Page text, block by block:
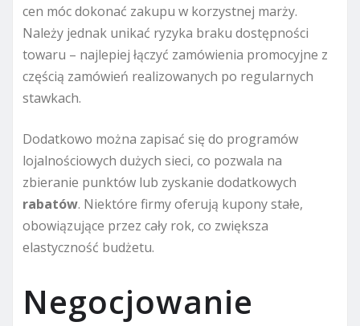
cen móc dokonać zakupu w korzystnej marży.
Należy jednak unikać ryzyka braku dostępności
towaru – najlepiej łączyć zamówienia promocyjne z
częścią zamówień realizowanych po regularnych
stawkach.
Dodatkowo można zapisać się do programów
lojalnościowych dużych sieci, co pozwala na
zbieranie punktów lub zyskanie dodatkowych
rabatów. Niektóre firmy oferują kupony stałe,
obowiązujące przez cały rok, co zwiększa
elastyczność budżetu.
Negocjowanie